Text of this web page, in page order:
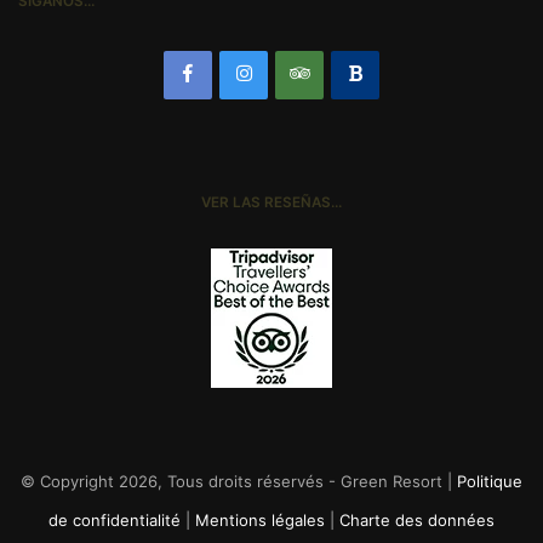
VER LAS RESEÑAS…
© Copyright 2026, Tous droits réservés - Green Resort | Politique
de confidentialité
Mentions légales Charte des données